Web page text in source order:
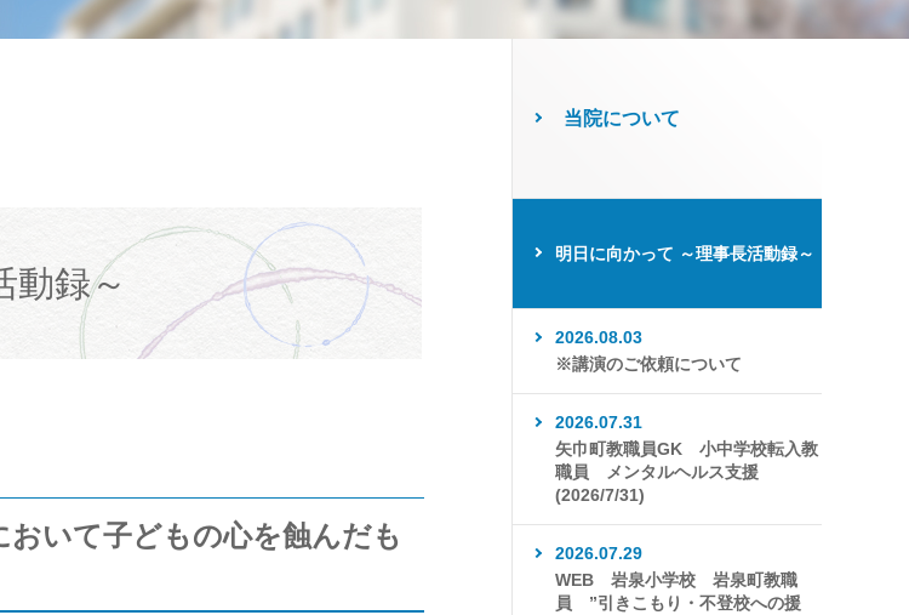
動録～
いて子どもの心を蝕んだも
当院について
明日に向かって ～理事長活動録～
2026.08.03
※講演のご依頼について
2026.07.31
矢巾町教職員GK 小中学校転入教
職員 メンタルヘルス支援
(2026/7/31)
2026.07.29
WEB 岩泉小学校 岩泉町教職
員 ”引きこもり・不登校への援